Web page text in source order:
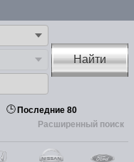
Найти
🕒 Последние 80
Расширенный поиск